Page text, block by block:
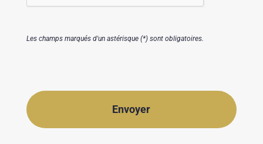
Les champs marqués d'un astérisque (*) sont obligatoires.